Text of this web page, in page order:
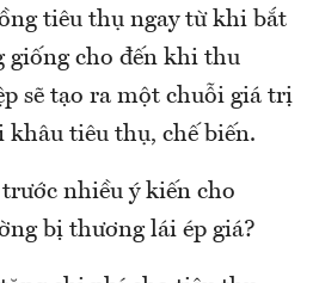
tiêu thụ ngay từ khi bắt
giống cho đến khi thu
sẽ tạo ra một chuỗi giá trị
khâu tiêu thụ, chế biến.
nhiều ý kiến cho
bị thương lái ép giá?